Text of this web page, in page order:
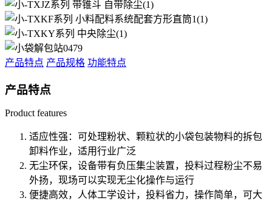
产品特点 产品规格 功能特点
产品特点
Product features
适应性强：可处理粉状、颗粒状的小袋包装物料的拆包
卸料作业，适用行业广泛
无尘环保，设备带有负压集尘装置，投料过程粉尘不易
外扬，现场可以实现无尘化操作与运行
便捷高效，人体工学设计，投料省力，操作简单，可大